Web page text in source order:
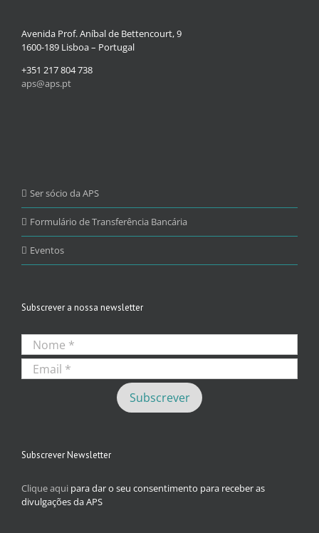
Avenida Prof. Aníbal de Bettencourt, 9
1600-189 Lisboa – Portugal
+351 217 804 738
aps@aps.pt
Ser sócio da APS
Formulário de Transferência Bancária
Eventos
Subscrever a nossa newsletter
Subscrever Newsletter
Clique aqui para dar o seu consentimento para receber as
divulgações da APS